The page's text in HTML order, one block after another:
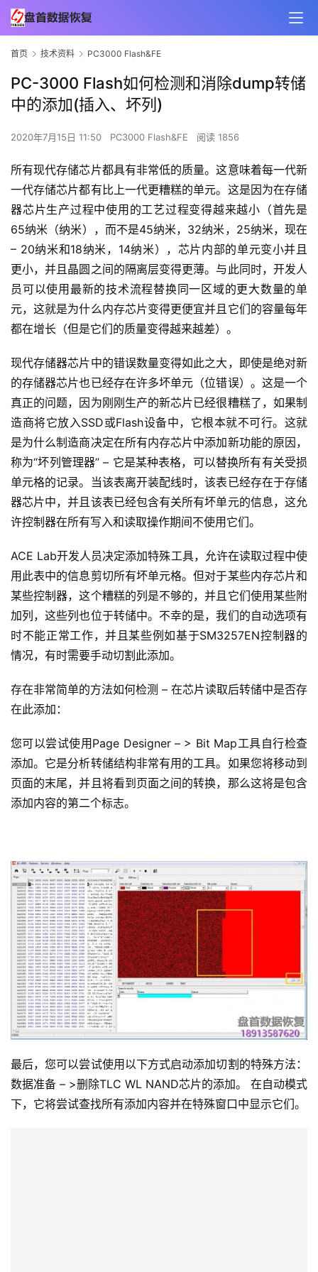
首页 技术资料 PC3000 Flash&FE
PC-3000 Flash如何检测和消除dump转储
中的添加(插入、坏列)
2020年7月15日 11:50 PC3000 Flash&FE 阅读 1856
所有现代存储芯片都具有非常低的质量。这意味着每一代新
一代存储芯片都有比上一代更糟糕的单元。这是因为在存储
器芯片生产过程中使用的工艺过程变得越来越小（首先是
65纳米（纳米），而不是45纳米，32纳米，25纳米，现在
– 20纳米和18纳米，14纳米），芯片内部的单元变小并且
更小，并且晶圆之间的隔离层变得更薄。与此同时，开发人
员可以使用最新的技术流程替换同一区域的更大数量的单
元，这就是为什么内存芯片变得更便宜并且它们的容量每年
都在增长（但是它们的质量变得越来越差）。
现代存储器芯片中的错误数量变得如此之大，即使是绝对新
的存储器芯片也已经存在许多坏单元（位错误）。这是一个
真正的问题，因为刚刚生产的新芯片已经很糟糕了，如果制
造商将它放入SSD或Flash设备中，它根本就不可行。这就
是为什么制造商决定在所有内存芯片中添加新功能的原因，
称为“坏列管理器” – 它是某种表格，可以替换所有有关受损
单元格的记录。当该表离开装配线时，该表已经存在于存储
器芯片中，并且该表已经包含有关所有坏单元的信息，这允
许控制器在所有写入和读取操作期间不使用它们。
ACE Lab开发人员决定添加特殊工具，允许在读取过程中使
用此表中的信息剪切所有坏单元格。但对于某些内存芯片和
某些控制器，这个糟糕的列是不够的，并且它们使用某些附
加列，这些列也位于转储中。不幸的是，我们的自动选项有
时不能正常工作，并且某些例如基于SM3257EN控制器的
情况，有时需要手动切割此添加。
存在非常简单的方法如何检测 – 在芯片读取后转储中是否存
在此添加：
您可以尝试使用Page Designer – > Bit Map工具自行检查
添加。它是分析转储结构非常有用的工具。如果您将移动到
页面的末尾，并且将看到页面之间的转换，那么这将是包含
添加内容的第二个标志。
最后，您可以尝试使用以下方式启动添加切割的特殊方法：
数据准备 – >删除TLC WL NAND芯片的添加。
在自动模式
下，它将尝试查找所有添加内容并在特殊窗口中显示它们。